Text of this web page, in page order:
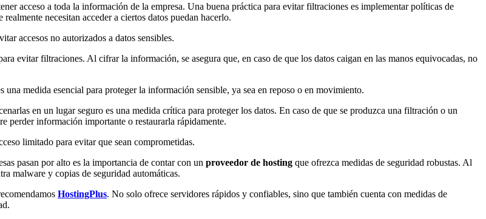
acceso a toda la información de la empresa. Una buena práctica para evitar filtraciones es implementar políticas de
necesitan acceder a ciertos datos puedan hacerlo.
accesos no autorizados a datos sensibles.
evitar filtraciones. Al cifrar la información, se asegura que, en caso de que los datos caigan en las manos equivocadas, no
medida esencial para proteger la información sensible, ya sea en reposo o en movimiento.
en un lugar seguro es una medida crítica para proteger los datos. En caso de que se produzca una filtración o un
perder información importante o restaurarla rápidamente.
limitado para evitar que sean comprometidas.
pasan por alto es la importancia de contar con un proveedor de hosting que ofrezca medidas de seguridad robustas. Al
malware y copias de seguridad automáticas.
HostingPlus. No solo ofrece servidores rápidos y confiables, sino que también cuenta con medidas de